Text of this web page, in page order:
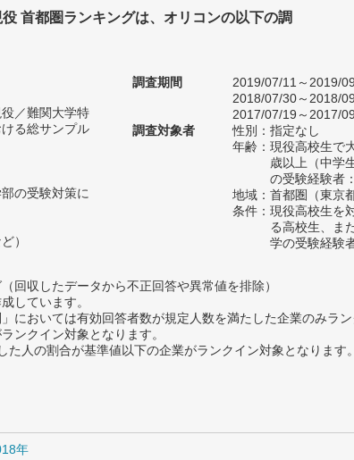
首都圏ランキングは、オリコンの以下の調
／難関大学特
る総サンプル
の受験対策に
）
調査期間
2019/07/11～2019/
2018/07/30～2018/
2017/07/19～2017/
調査対象者
性別：指定なし
年齢：現役高校生で
歳以上（中学
の受験経験者
地域：首都圏（東京
条件：現役高校生を
る高校生、ま
学の受験経験
回収したデータから不正回答や異常値を排除）
しています。
においては有効回答者数が規定人数を満たした企業のみラ
ンクイン対象となります。
人の割合が基準値以下の企業がランクイン対象となります。
年